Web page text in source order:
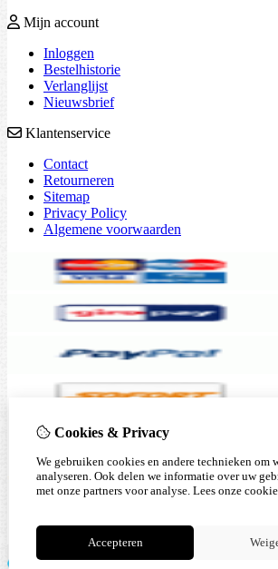
Mijn account
Inloggen
Bestelhistorie
Verlanglijst
Nieuwsbrief
Klantenservice
Contact
Retourneren
Sitemap
Privacy Policy
Algemene voorwaarden
Cookies & Privacy
We gebruiken cookies en andere technieken om
analyseren. Ook delen we informatie over uw
met onze partners voor analyse. Lees onze
Accepteren